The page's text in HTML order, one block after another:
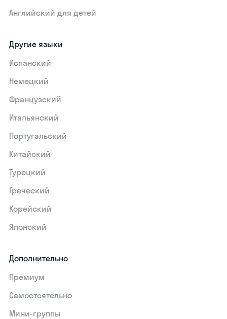
Английский для детей
Другие языки
Испанский
Немецкий
Французский
Итальянский
Португальский
Китайский
Турецкий
Греческий
Корейский
Японский
Дополнительно
Премиум
Самостоятельно
Мини-группы